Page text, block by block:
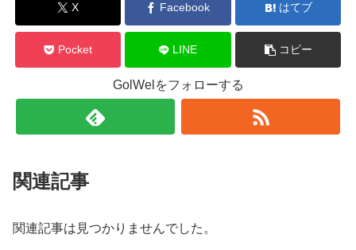
X Facebook はてブ
Pocket LINE コピー
GolWelをフォローする
関連記事
関連記事は見つかりませんでした。